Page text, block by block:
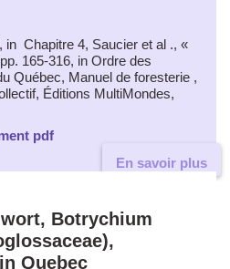
in Chapitre 4, Saucier et al ., «
165-316, in Ordre des
Québec, Manuel de foresterie ,
Éditions MultiMondes,
pdf
En savoir plus
Botrychium
Quebec